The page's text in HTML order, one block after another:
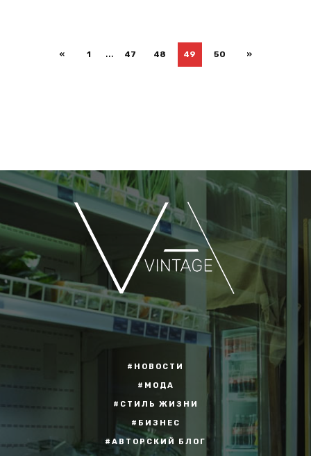
« 1 ... 47 48 49 50 »
#НОВОСТИ
#МОДА
#СТИЛЬ ЖИЗНИ
#БИЗНЕС
#АВТОРСКИЙ БЛОГ